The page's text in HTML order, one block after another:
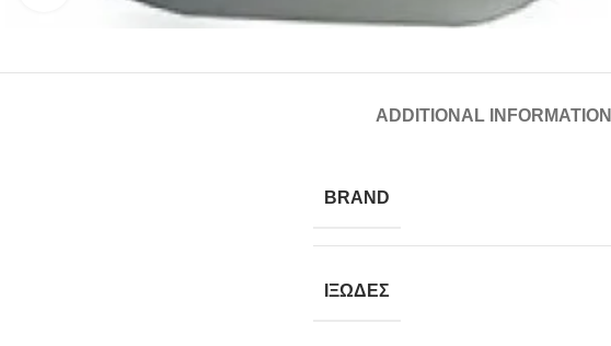
ADDITIONAL INFORMATION
BRAND
ΙΞΩΔΕΣ